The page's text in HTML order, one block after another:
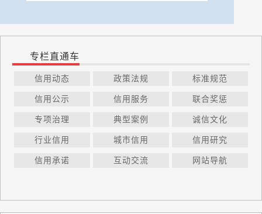
专栏直通车
信用动态 政策法规 标准规范
信用公示 信用服务 联合奖惩
专项治理 典型案例 诚信文化
行业信用 城市信用 信用研究
信用承诺 互动交流 网站导航